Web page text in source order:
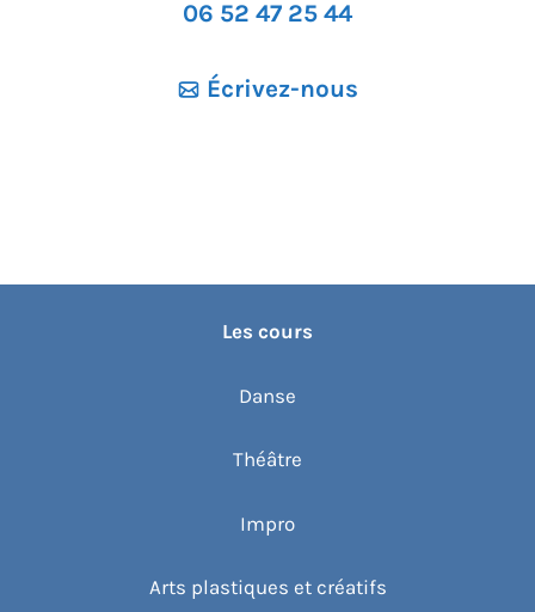
06 52 47 25 44
Écrivez-nous
Les cours
Danse
Théâtre
Impro
Arts plastiques et créatifs